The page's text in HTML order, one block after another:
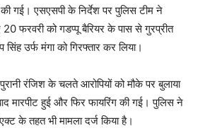
गई। एसएसपी के निर्देश पर पुलिस टीम ने
20 फरवरी को गडप्पू बैरियर के पास से गुरप्रीत
उर्फ मंगा को गिरफ्तार कर लिया।
रंजिश के चलते आरोपियों को मौके पर बुलाया
मारपीट हुई और फिर फायरिंग की गई। पुलिस ने
के तहत भी मामला दर्ज किया है।